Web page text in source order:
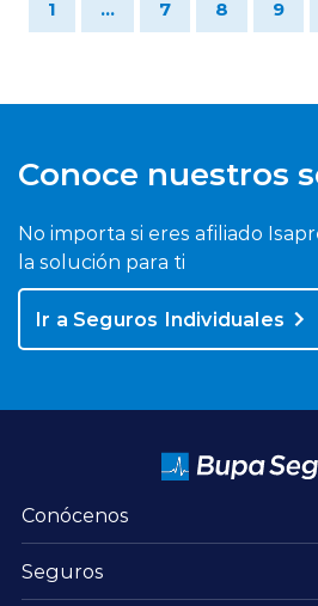
1 ... 7 8 9
Conoce nuestros
No importa si eres afiliado
la solución para ti
Ir a Seguros Individuales
Conócenos
Seguros